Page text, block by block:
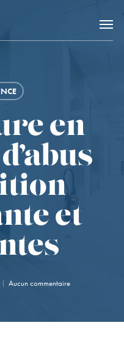
Accès rapide
en
et
Aucun commentaire